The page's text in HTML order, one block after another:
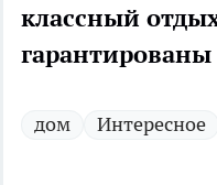
классный
гарантированы
дом Интересное